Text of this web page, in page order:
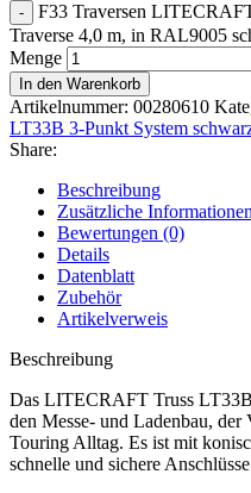
F33 Traversen
Traverse 4,0 m, in RAL9005
Menge
In den Warenkorb
Artikelnummer: 00280610
LT33B 3-Punkt System
Share:
Beschreibung
Zusätzliche Informationen
Bewertungen (0)
Details
Datenblatt
Zubehör
Artikelverweis
Beschreibung
Das LITECRAFT Truss
den Messe- und Ladenbau, der
Touring Alltag. Es ist mit
schnelle und sichere